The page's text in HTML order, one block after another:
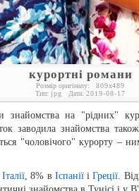
курортні романи
Розмір оригіналу: 809x489
Тип: jpg Дата: 2019-08-17
знайомства на "рідних"
заводила знайомства
"чоловічого" курорту –
Італії, 8% в ІспаніїіГреції.